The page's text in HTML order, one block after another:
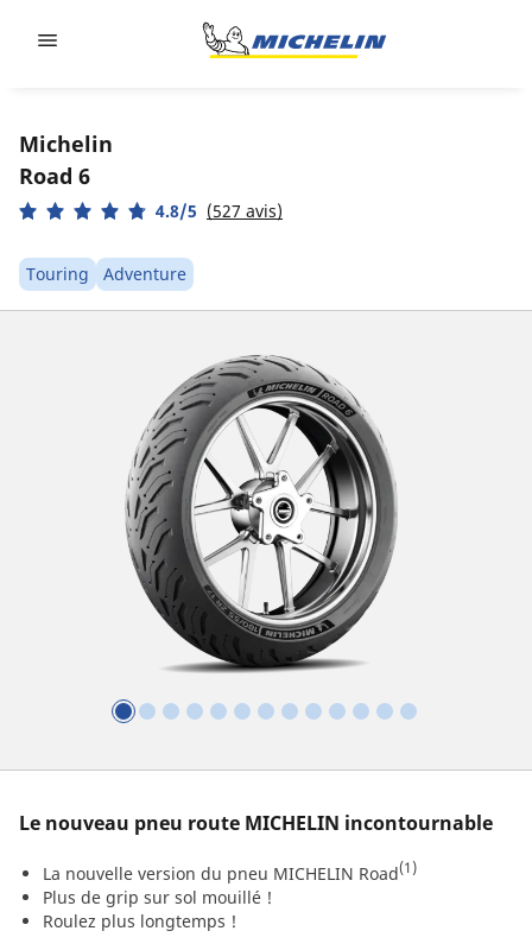
Michelin
Road 6
4.8/5 (527 avis)
Touring Adventure
Le nouveau pneu route MICHELIN incontournable​
La nouvelle version du pneu MICHELIN Road(1)
Plus de grip sur sol mouillé ! ​
Roulez plus longtemps !​